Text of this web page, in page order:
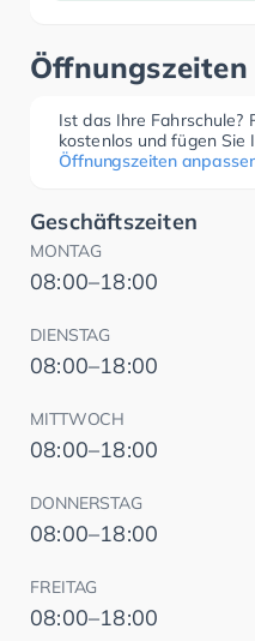
Öffnungszeiten
Ist das Ihre Fahrschule?
kostenlos und fügen Sie
Öffnungszeiten
Geschäftszeiten
MONTAG
08:00–18:00
DIENSTAG
08:00–18:00
MITTWOCH
08:00–18:00
DONNERSTAG
08:00–18:00
FREITAG
08:00–18:00